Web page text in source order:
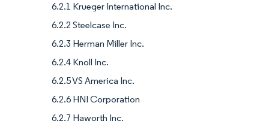
6.2.1 Krueger International Inc.
6.2.2 Steelcase Inc.
6.2.3 Herman Miller Inc.
6.2.4 Knoll Inc.
6.2.5 VS America Inc.
6.2.6 HNI Corporation
6.2.7 Haworth Inc.